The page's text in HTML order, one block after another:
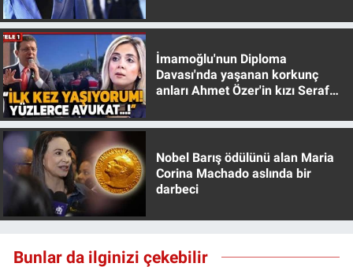
İmamoğlu'nun Diploma
Davası'nda yaşanan korkunç
anları Ahmet Özer'in kızı Seraf
Nobel Barış ödülünü alan Maria
Corina Machado aslında bir
darbeci
Bunlar da ilginizi çekebilir